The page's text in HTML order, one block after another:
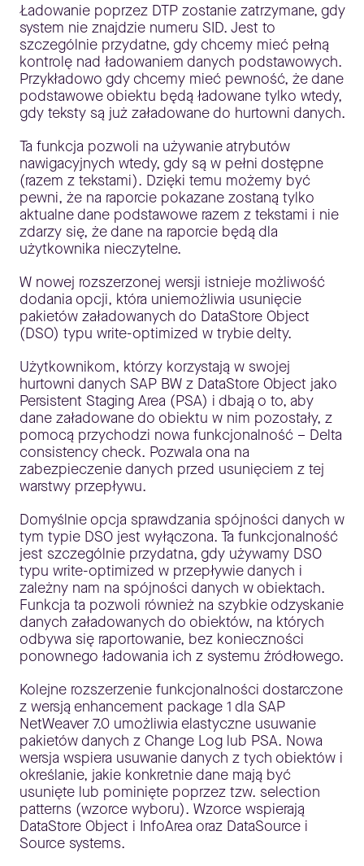
Ładowanie poprzez DTP zostanie zatrzymane, gdy
system nie znajdzie numeru SID. Jest to
szczególnie przydatne, gdy chcemy mieć pełną
kontrolę nad ładowaniem danych podstawowych.
Przykładowo gdy chcemy mieć pewność, że dane
podstawowe obiektu będą ładowane tylko wtedy,
gdy teksty są już załadowane do hurtowni danych.
Ta funkcja pozwoli na używanie atrybutów
nawigacyjnych wtedy, gdy są w pełni dostępne
(razem z tekstami). Dzięki temu możemy być
pewni, że na raporcie pokazane zostaną tylko
aktualne dane podstawowe razem z tekstami i nie
zdarzy się, że dane na raporcie będą dla
użytkownika nieczytelne.
W nowej rozszerzonej wersji istnieje możliwość
dodania opcji, która uniemożliwia usunięcie
pakietów załadowanych do DataStore Object
(DSO) typu write-optimized w trybie delty.
Użytkownikom, którzy korzystają w swojej
hurtowni danych SAP BW z DataStore Object jako
Persistent Staging Area (PSA) i dbają o to, aby
dane załadowane do obiektu w nim pozostały, z
pomocą przychodzi nowa funkcjonalność – Delta
consistency check. Pozwala ona na
zabezpieczenie danych przed usunięciem z tej
warstwy przepływu.
Domyślnie opcja sprawdzania spójności danych w
tym typie DSO jest wyłączona. Ta funkcjonalność
jest szczególnie przydatna, gdy używamy DSO
typu write-optimized w przepływie danych i
zależny nam na spójności danych w obiektach.
Funkcja ta pozwoli również na szybkie odzyskanie
danych załadowanych do obiektów, na których
odbywa się raportowanie, bez konieczności
ponownego ładowania ich z systemu źródłowego.
Kolejne rozszerzenie funkcjonalności dostarczone
z wersją enhancement package 1 dla SAP
NetWeaver 7.0 umożliwia elastyczne usuwanie
pakietów danych z Change Log lub PSA. Nowa
wersja wspiera usuwanie danych z tych obiektów i
określanie, jakie konkretnie dane mają być
usunięte lub pominięte poprzez tzw. selection
patterns (wzorce wyboru). Wzorce wspierają
DataStore Object i InfoArea oraz DataSource i
Source systems.